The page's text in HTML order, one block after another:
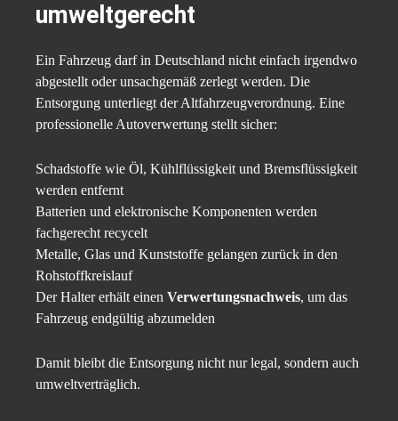
umweltgerecht
Ein Fahrzeug darf in Deutschland nicht einfach irgendwo
abgestellt oder unsachgemäß zerlegt werden. Die
Entsorgung unterliegt der Altfahrzeugverordnung. Eine
professionelle Autoverwertung stellt sicher:
Schadstoffe wie Öl, Kühlflüssigkeit und Bremsflüssigkeit
werden entfernt
Batterien und elektronische Komponenten werden
fachgerecht recycelt
Metalle, Glas und Kunststoffe gelangen zurück in den
Rohstoffkreislauf
Der Halter erhält einen Verwertungsnachweis, um das
Fahrzeug endgültig abzumelden
Damit bleibt die Entsorgung nicht nur legal, sondern auch
umweltverträglich.